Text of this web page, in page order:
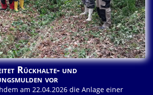
Rückhalte- und
vor
am 22.04.2026 die Anlage einer